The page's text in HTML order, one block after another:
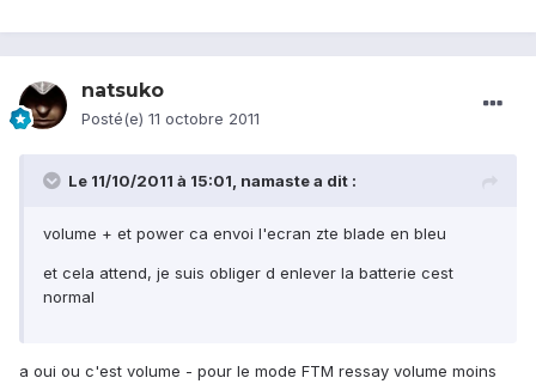
natsuko
Posté(e) 11 octobre 2011
Le 11/10/2011 à 15:01, namaste a dit :
volume + et power ca envoi l'ecran zte blade en bleu
et cela attend, je suis obliger d enlever la batterie cest
normal
a oui ou c'est volume - pour le mode FTM ressay volume moins